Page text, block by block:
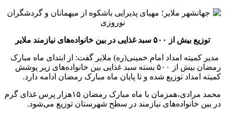
توزیع بیش از ۵۰۰ سبد غذایی در بین خانواده‌های نیازمند ملایر
مدیر کمیته امداد امام خمینی(ره) ملایر گفت: از ابتدای ماه مبارک
رمضان بیش از ۵۰۰ بسته سبد غذایی بین خانواده‌های زیر پوشش
کمیته امداد توزیع شده و تا پایان ماه مبارک رمضان ادامه دارد.
محمد مرادی،همزمان با ماه مبارک رمضان ۱۵هزار پرس غذای گرم
در بین خانواده‌های نیازمند در سطح شهرستان توزیع می‌شود.